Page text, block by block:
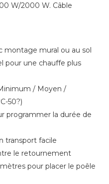
W/2000 W. Câble
montage mural ou au sol
pour une chauffe plus
/ Moyen /
50?)
programmer la durée de
transport facile
le retournement
pour placer le poêle